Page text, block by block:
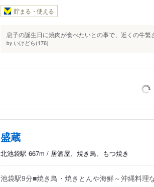
貯まる・使える
息子の誕生日に焼肉が食べたいとの事で、近くの牛
by いけどら(176)
盛蔵
北池袋駅 667m / 居酒屋、焼き鳥、もつ焼き
池袋駅9分■焼き鳥・焼きとんや海鮮～沖縄料